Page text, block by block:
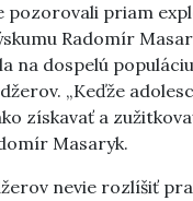
pozorovali priam
Radomír
na dospelú
„Keďže
získavať a
Masaryk.
nevie rozlíšiť